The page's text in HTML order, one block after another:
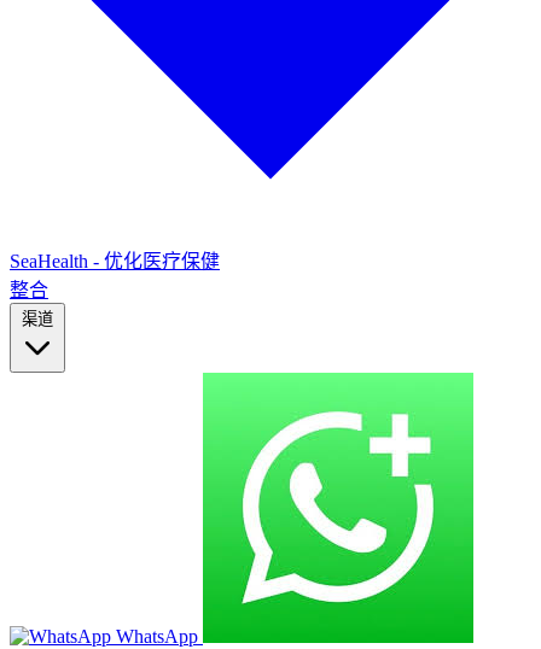
SeaHealth - 优化医疗保健
整合
渠道
WhatsApp